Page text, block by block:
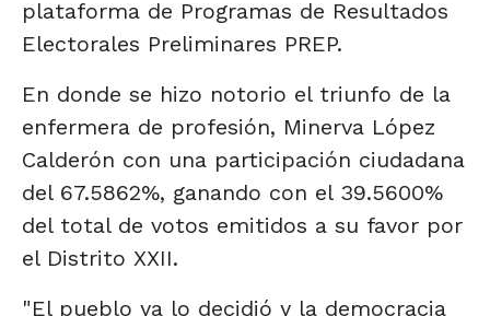
plataforma de Programas de Resultados
Electorales Preliminares PREP.
En donde se hizo notorio el triunfo de la
enfermera de profesión, Minerva López
Calderón con una participación ciudadana
del 67.5862%, ganando con el 39.5600%
del total de votos emitidos a su favor por
el Distrito XXII.
"El pueblo ya lo decidió y la democracia